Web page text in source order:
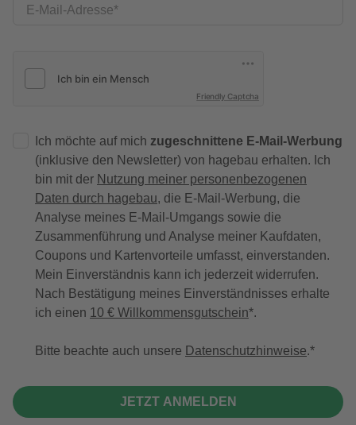
E-Mail-Adresse
Friendly Captcha
Ich möchte auf mich zugeschnittene E-Mail-Werbung
(inklusive den Newsletter) von hagebau erhalten. Ich
bin mit der Nutzung meiner personenbezogenen
Daten durch hagebau, die E-Mail-Werbung, die
Analyse meines E-Mail-Umgangs sowie die
Zusammenführung und Analyse meiner Kaufdaten,
Coupons und Kartenvorteile umfasst, einverstanden.
Mein Einverständnis kann ich jederzeit widerrufen.
Nach Bestätigung meines Einverständnisses erhalte
ich einen 10 € Willkommensgutschein*.
Bitte beachte auch unsere Datenschutzhinweise.
JETZT ANMELDEN